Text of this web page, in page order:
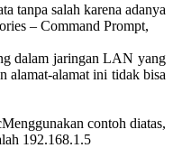
tanpa salah karena adanya
– Command Prompt,
dalam jaringan LAN yang
alamat-alamat ini tidak bisa
Menggunakan contoh diatas,
192.168.1.5